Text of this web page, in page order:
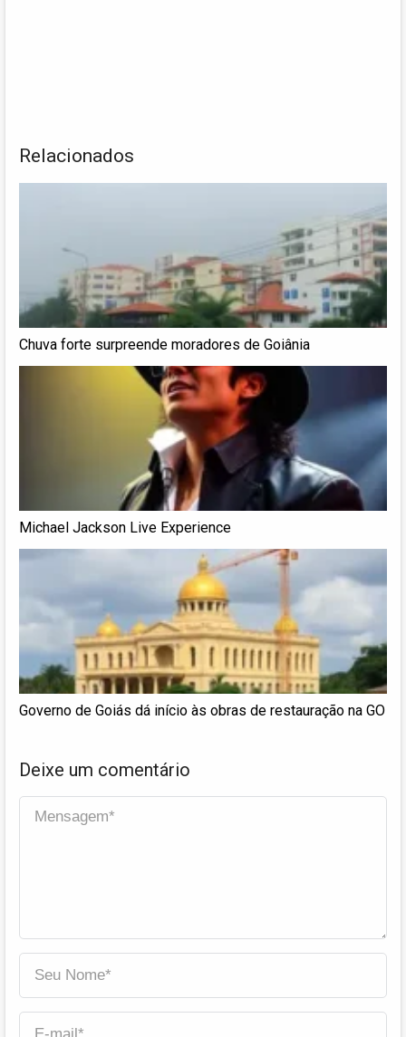
Relacionados
Chuva forte surpreende moradores de Goiânia
Michael Jackson Live Experience
Governo de Goiás dá início às obras de restauração na GO
Deixe um comentário